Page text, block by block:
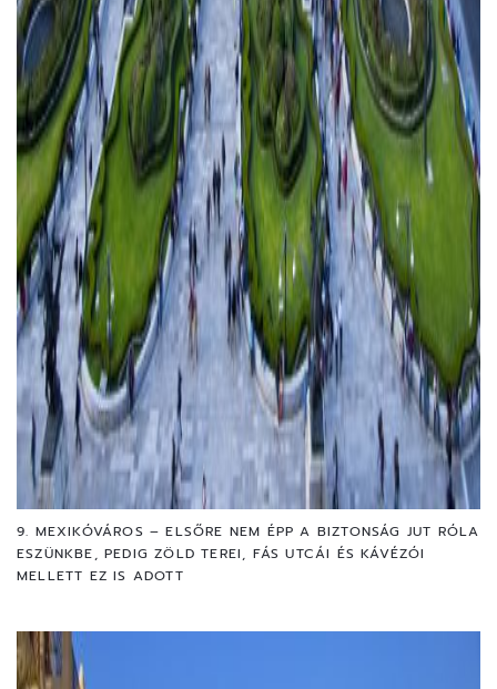
9. MEXIKÓVÁROS – ELSŐRE NEM ÉPP A BIZTONSÁG JUT RÓLA
ESZÜNKBE, PEDIG ZÖLD TEREI, FÁS UTCÁI ÉS KÁVÉZÓI
MELLETT EZ IS ADOTT